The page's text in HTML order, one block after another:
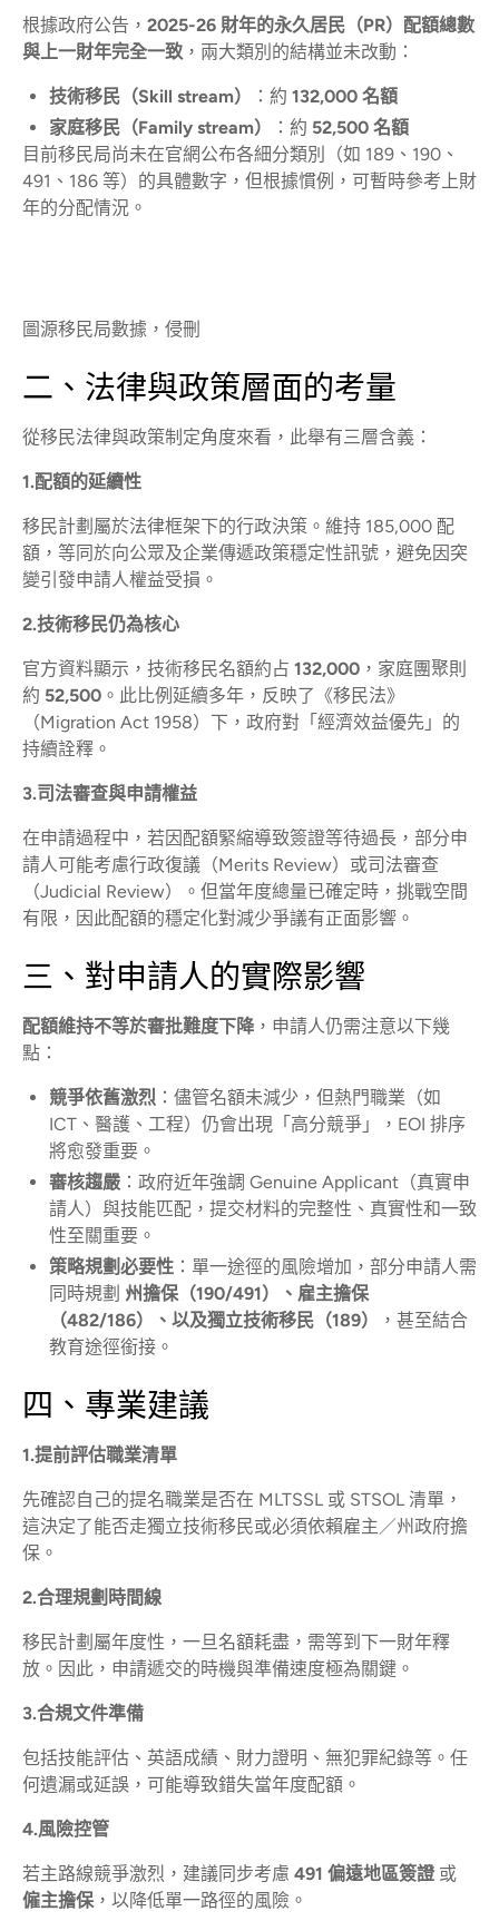
根據政府公告， 2025-26 財年的永久居民（PR）配額總數
與上一財年完全一致 ，兩大類別的結構並未改動：
技術移民（Skill stream） ：約 132,000 名額
家庭移民（Family stream）
：約 52,500 名額
目前移民局尚未在官網公布各細分類別（如 189、190、
491、186 等）的具體數字，但根據慣例，可暫時參考上財
年的分配情況。
圖源移民局數據，侵刪
二、法律與政策層面的考量
從移民法律與政策制定角度來看，此舉有三層含義：
1.配額的延續性
移民計劃屬於法律框架下的行政決策。維持 185,000 配
額，等同於向公眾及企業傳遞政策穩定性訊號，避免因突
變引發申請人權益受損。
2.技術移民仍為核心
官方資料顯示，技術移民名額約占 132,000 ，家庭團聚則
約 52,500 。此比例延續多年，反映了《移民法》
（Migration Act 1958）下，政府對「經濟效益優先」的
持續詮釋。
3.司法審查與申請權益
在申請過程中，若因配額緊縮導致簽證等待過長，部分申
請人可能考慮行政復議（Merits Review）或司法審查
（Judicial Review）。但當年度總量已確定時，挑戰空間
有限，因此配額的穩定化對減少爭議有正面影響。
三、對申請人的實際影響
配額維持不等於審批難度下降 ，申請人仍需注意以下幾
點：
競爭依舊激烈 ：儘管名額未減少，但熱門職業（如
ICT、醫護、工程）仍會出現「高分競爭」，EOI 排序
將愈發重要。
審核趨嚴 ：政府近年強調 Genuine Applicant（真實申
請人）與技能匹配，提交材料的完整性、真實性和一致
性至關重要。
策略規劃必要性 ：單一途徑的風險增加，部分申請人需
同時規劃 州擔保（190/491）、雇主擔保
（482/186）、以及獨立技術移民（189）
，甚至結合
教育途徑銜接。
四、專業建議
1.提前評估職業清單
先確認自己的提名職業是否在 MLTSSL 或 STSOL 清單，
這決定了能否走獨立技術移民或必須依賴雇主／州政府擔
保。
2.合理規劃時間線
移民計劃屬年度性，一旦名額耗盡，需等到下一財年釋
放。因此，申請遞交的時機與準備速度極為關鍵。
3.合規文件準備
包括技能評估、英語成績、財力證明、無犯罪紀錄等。任
何遺漏或延誤，可能導致錯失當年度配額。
4.風險控管
若主路線競爭激烈，建議同步考慮 491 偏遠地區簽證 或
僱主擔保，以降低單一路徑的風險。